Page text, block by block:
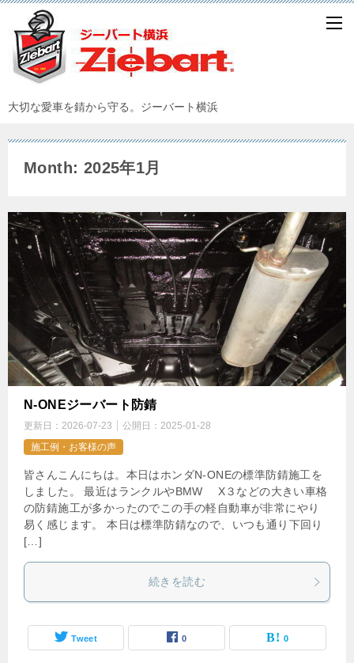
大切な愛車を錆から守る。ジーバート横浜
Month: 2025年1月
N-ONEジーバート防錆
更新日： 2026-07-23 公開日： 2025-01-28
施工例・お客様の声
皆さんこんにちは。本日はホンダN-ONEの標準防錆施工を
しました。 最近はランクルやBMW X３などの大きい車格
の防錆施工が多かったのでこの手の軽自動車が非常にやり
易く感じます。 本日は標準防錆なので、いつも通り下回り
[…]
続きを読む
Tweet 0 0